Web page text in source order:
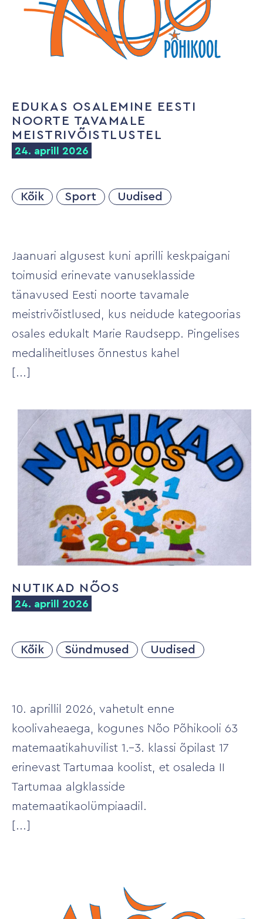
EDUKAS OSALEMINE EESTI
NOORTE TAVAMALE
MEISTRIVÕISTLUSTEL
24. aprill 2026
Kõik Sport Uudised
Jaanuari algusest kuni aprilli keskpaigani
toimusid erinevate vanuseklasside
tänavused Eesti noorte tavamale
meistrivõistlused, kus neidude kategoorias
osales edukalt Marie Raudsepp. Pingelises
medaliheitluses õnnestus kahel
NUTIKAD NÕOS
24. aprill 2026
Kõik Sündmused Uudised
10. aprillil 2026, vahetult enne
koolivaheaega, kogunes Nõo Põhikooli 63
matemaatikahuvilist 1.–3. klassi õpilast 17
erinevast Tartumaa koolist, et osaleda II
Tartumaa algklasside
matemaatikaolümpiaadil.